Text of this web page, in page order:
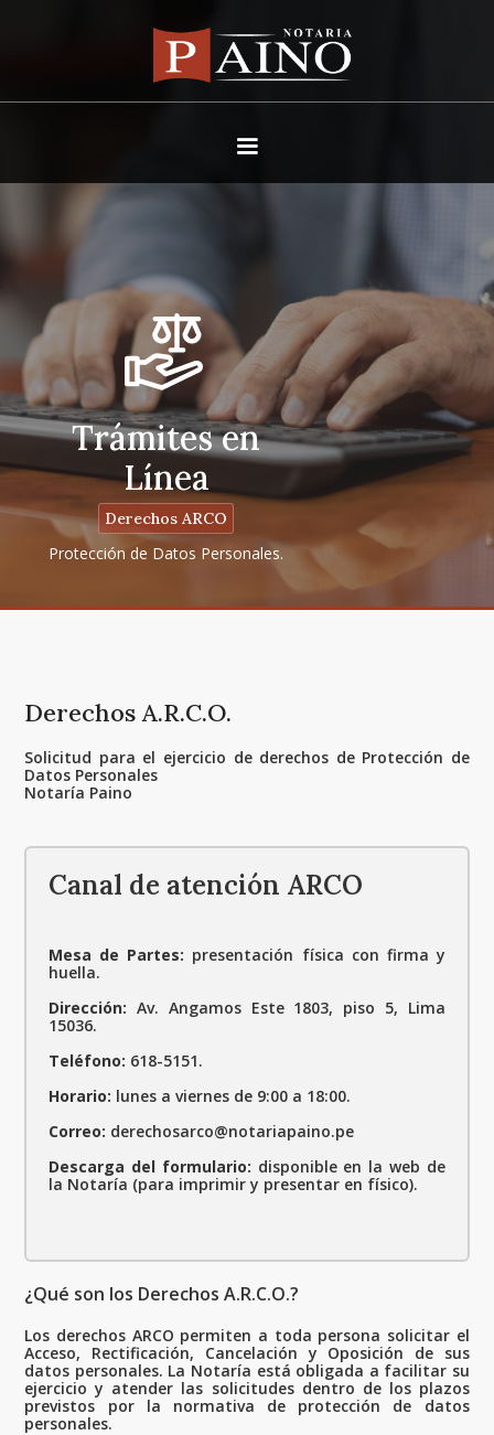
Trámites en
Línea
Derechos ARCO
Protección de Datos Personales.
Derechos A.R.C.O.
Solicitud para el ejercicio de derechos de Protección de
Datos Personales
Notaría Paino
Canal de atención ARCO
Mesa de Partes: presentación física con firma y
huella.
Dirección: Av. Angamos Este 1803, piso 5, Lima
15036.
Teléfono: 618-5151.
Horario: lunes a viernes de 9:00 a 18:00.
Correo: derechosarco@notariapaino.pe
Descarga del formulario: disponible en la web de
la Notaría (para imprimir y presentar en físico).
¿Qué son los Derechos A.R.C.O.?
Los derechos ARCO permiten a toda persona solicitar el
Acceso, Rectificación, Cancelación y Oposición de sus
datos personales. La Notaría está obligada a facilitar su
ejercicio y atender las solicitudes dentro de los plazos
previstos por la normativa de protección de datos
personales.